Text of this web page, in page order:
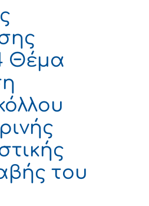
Θέμα
του